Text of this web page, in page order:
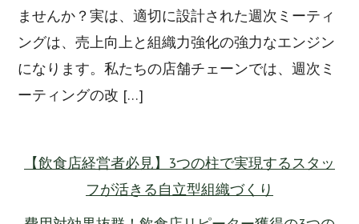
ませんか？実は、適切に設計された週次ミーティ
ングは、売上向上と組織力強化の強力なエンジン
になります。私たちの店舗チェーンでは、週次ミ
ーティングの改 […]
【飲食店経営者必見】3つの柱で実現するスタッ
フが活きる自立型組織づくり